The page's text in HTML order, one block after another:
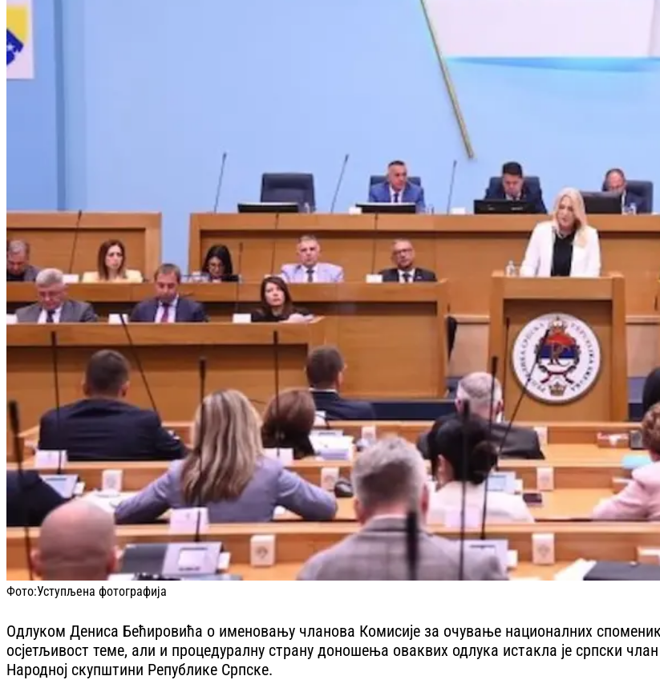
Фото:Уступљена фотографија
Одлуком Дениса Бећировића о именовању чланова Комисије за очување националних
осјетљивост теме, али и процедуралну страну доношења оваквих одлука истакла је српски
Народној скупштини Републике Српске.